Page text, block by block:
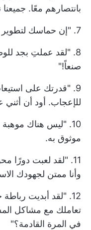
بانتصارهم معًا.
7. "إن حماسك لتطوير مواهبك ملهم حقًا.
8. "لقد عملتِ بجد
صنعاً!"
9. "قدرتك على
للإعجاب. أود أن أثني
10. "ليس هناك
موثوق به.
11. "لقد لعبت دورًا
وأنا ممتن لجهودك
12. "لقد أبديت
تعاملك مع مشاكل
في المرة القادمة؟"